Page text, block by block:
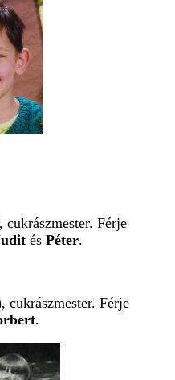
cukrászmester. Férje
és Péter.
cukrászmester. Férje
.